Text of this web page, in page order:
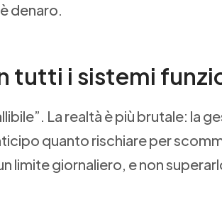
denaro.
tutti i sistemi
La realtà è più brutale: la
quanto rischiare per
limite giornaliero, e non